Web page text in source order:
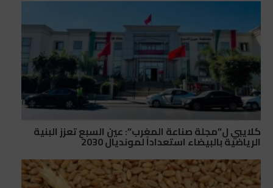
كلايبي ل”مجلة صناعة المغرب”: عين السبع تعزز البنية
الرياضية بالبيضاء استعداداً لمونديال 2030